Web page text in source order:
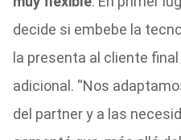
decide si embebe la
la presenta al cliente
adicional. “Nos
del partner y a las